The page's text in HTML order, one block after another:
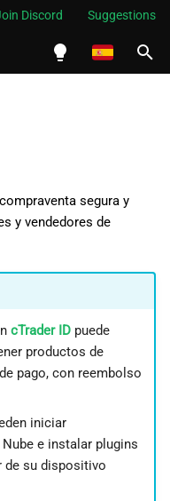
Discord Suggestions
Indonesia
한국어
中文
Deutsch
segura y
y vendedores de
cTrader ID puede
productos de
pago, con reembolso
iniciar
e instalar plugins
su dispositivo